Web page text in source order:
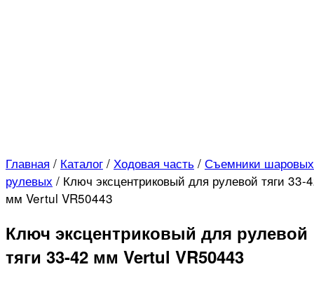
Главная / Каталог / Ходовая часть / Съемники
рулевых / Ключ эксцентриковый для рулевой тяги 33-
мм Vertul VR50443
Ключ эксцентриковый для рулевой
тяги 33-42 мм Vertul VR50443